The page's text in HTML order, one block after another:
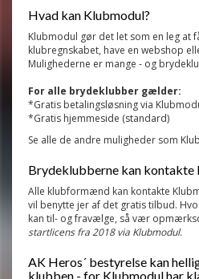
Hvad kan Klubmodul?
Klubmodul gør det let som en leg at
klubregnskabet, have en webshop
Mulighederne er mange - og
For alle brydeklubber gælder:
*Gratis betalingsløsning via
*Gratis hjemmeside (standard)
Se alle de andre muligheder som
Brydeklubberne kan kontakte
Alle klubformænd kan kontakte
vil benytte jer af det gratis tilbud.
kan til- og fravælge, så vær
startlicens fra 2018 via Klubmodul.
AK Heros´ bestyrelse kan
klubben - for Klubmodul har